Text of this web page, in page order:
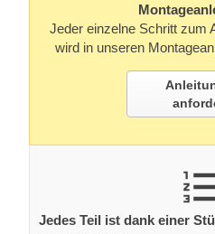
Jeder einzelne Schritt zum
wird in unseren
Jedes Teil ist dank einer